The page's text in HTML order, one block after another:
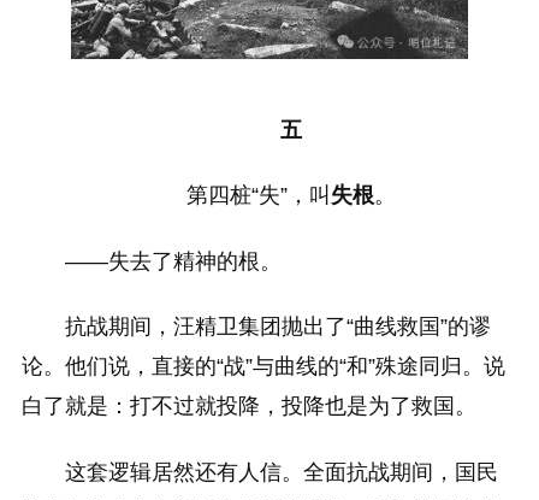
五
第四桩“失”，叫 失根。
——失去了精神的根。
抗战期间，汪精卫集团抛出了“曲线救国”的谬
论。他们说，直接的“战”与曲线的“和”殊途同归。说
白了就是：打不过就投降，投降也是为了救国。
这套逻辑居然还有人信。全面抗战期间，国民